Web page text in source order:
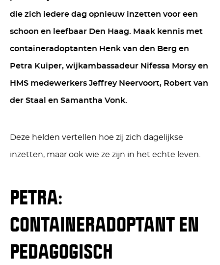
die zich iedere dag opnieuw inzetten voor een
schoon en leefbaar Den Haag. Maak kennis met
containeradoptanten Henk van den Berg en
Petra Kuiper, wijkambassadeur Nifessa Morsyen
HMS medewerkers Jeffrey Neervoort, Robert van
der Staal en Samantha Vonk.
Deze helden vertellen hoe zij zich dagelijkse
inzetten, maar ook wie ze zijn in het echte leven.
PETRA:
CONTAINERADOPTANT EN
PEDAGOGISCH